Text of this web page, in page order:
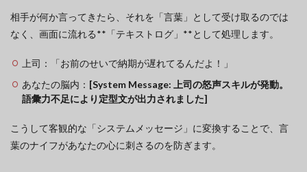
相手が何か言ってきたら、それを「言葉」として受け取るのでは
なく、画面に流れる**「テキストログ」**として処理します。
上司：「お前のせいで納期が遅れてるんだよ！」
あなたの脳内： [System Message: 上司の怒声スキルが発動。
語彙力不足により定型文が出力されました]
こうして客観的な「システムメッセージ」に変換することで、言
葉のナイフがあなたの心に刺さるのを防ぎます。